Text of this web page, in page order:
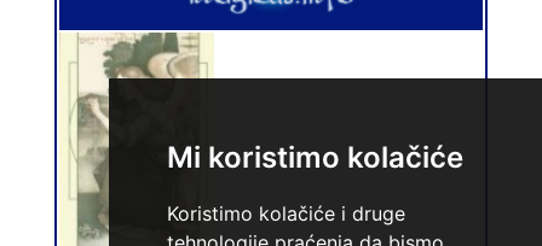
Mi koristimo kolačiće
Koristimo kolačiće i druge
Tarot savjetnik je slobodan
TEHNIKE:
ching, knjiga promjena mudrosti, rune, izrada runskih
amajlija
Broj tel: 064/600-600
tel:0,93€ - mob:1,12€ min